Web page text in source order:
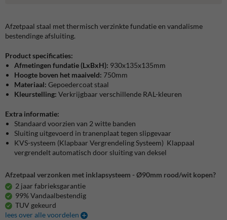
Afzetpaal staal met thermisch verzinkte fundatie en vandalisme
bestendinge afsluiting.
Product specificaties:
Afmetingen fundatie (LxBxH): 930x135x135mm
Hoogte boven het maaiveld: 750mm
Materiaal: Gepoedercoat staal
Kleurstelling: Verkrijgbaar verschillende RAL-kleuren
Extra informatie:
Standaard voorzien van 2 witte banden
Sluiting uitgevoerd in tranenplaat tegen slipgevaar
KVS-systeem (Klapbaar Vergrendeling Systeem) Klappaal
vergrendelt automatisch door sluiting van deksel
Afzetpaal verzonken met inklapsysteem - Ø90mm rood/wit kopen?
2 jaar fabrieksgarantie
99% Vandaalbestendig
TUV gekeurd
lees over alle voordelen